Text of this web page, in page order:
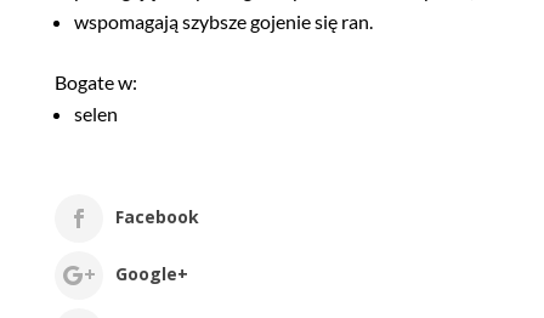
wspomagają szybsze gojenie się ran.
Bogate w:
selen
Facebook
Google+